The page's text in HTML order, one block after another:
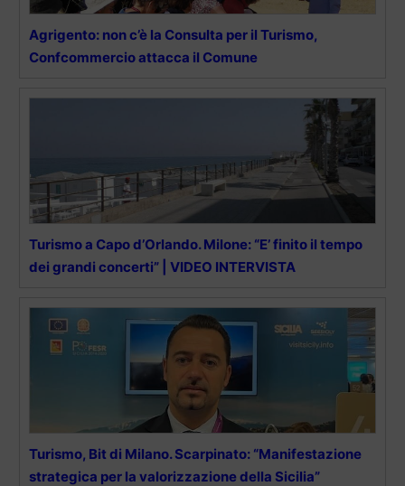
Agrigento: non c’è la Consulta per il Turismo,
Confcommercio attacca il Comune
Turismo a Capo d’Orlando. Milone: “E’ finito il tempo
dei grandi concerti” | VIDEO INTERVISTA
Turismo, Bit di Milano. Scarpinato: “Manifestazione
strategica per la valorizzazione della Sicilia”